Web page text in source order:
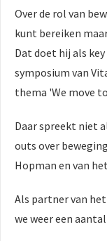
Over de rol van
kunt bereiken
Dat doet hij als
symposium van
thema 'We move
Daar spreekt niet
outs over
Hopman en van
Als partner van
we weer een